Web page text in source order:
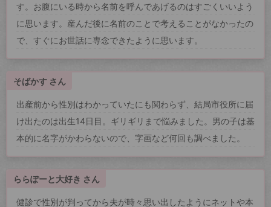
す。お腹にいる時から名前を呼んであげるのはすごくいいよう
に思います。産んだ後に名前のことで考えることがなかったの
で、すぐにお世話に専念できたように思います。
そばかす さん
出産前から性別はわかっていたにも関わらず、結局市役所に届
け出たのは出生14日目。ギリギリまで悩みました。男の子は基
本的に名字がかわらないので、字画など何回も調べました。
ららぽーと大好き さん
健診で性別が判ってから夫が時々思い出したようにネットや本